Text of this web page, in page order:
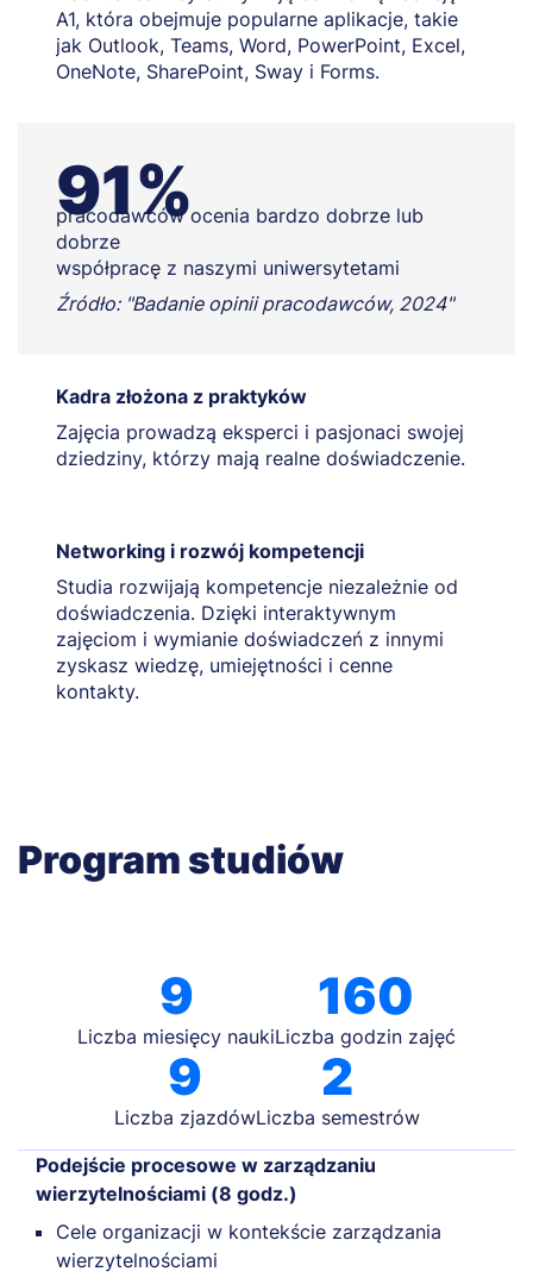
A1, która obejmuje popularne aplikacje, takie
jak Outlook, Teams, Word, PowerPoint, Excel,
OneNote, SharePoint, Sway i Forms.
91%
pracodawców ocenia bardzo dobrze lub
dobrze
współpracę z naszymi uniwersytetami
Źródło: "Badanie opinii pracodawców, 2024"
Kadra złożona z praktyków
Zajęcia prowadzą eksperci i pasjonaci swojej
dziedziny, którzy mają realne doświadczenie.
Networking i rozwój kompetencji
Studia rozwijają kompetencje niezależnie od
doświadczenia. Dzięki interaktywnym
zajęciom i wymianie doświadczeń z innymi
zyskasz wiedzę, umiejętności i cenne
kontakty.
Program studiów
9
Liczba miesięcy nauki
160
Liczba godzin zajęć
9
Liczba zjazdów
2
Liczba semestrów
Podejście procesowe w zarządzaniu
wierzytelnościami (8 godz.)
Cele organizacji w kontekście zarządzania
wierzytelnościami